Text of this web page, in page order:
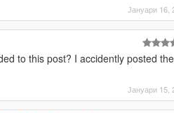
Јануари 16,
to this post? I accidently posted the
Јануари 15,